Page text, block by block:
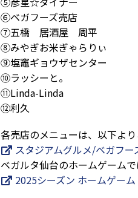
⑥ベガフーズ売店
⑦五橋 居酒屋 周平
⑧みやぎお米ぎゃらりぃ
⑨塩竈ギョウザセンター
⑩ラッシーと。
⑪Linda-Linda
⑫利久
各売店のメニューは、以下より
スタジアムグルメ/ベガフー
ベガルタ仙台のホームゲーム
2025シーズン ホームゲー